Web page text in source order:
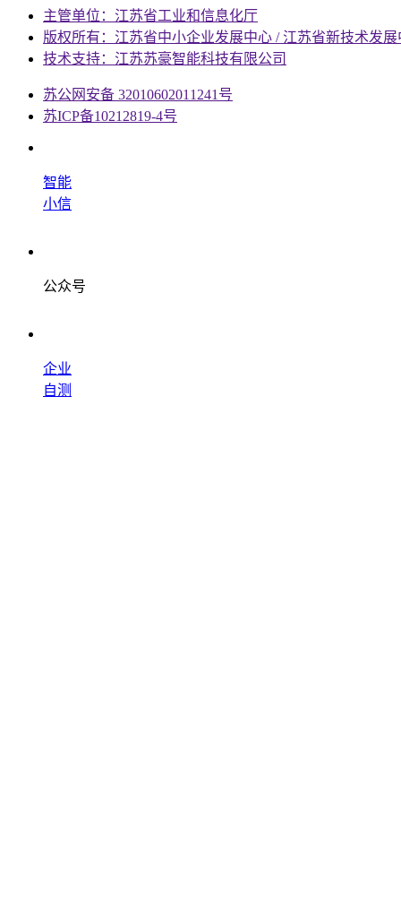
主管单位：江苏省工业和信息化厅
版权所有：江苏省中小企业发展中心 / 江苏省新技术发展
技术支持：江苏苏豪智能科技有限公司
苏公网安备 32010602011241号
苏ICP备10212819-4号
智能
小信
公众号
企业
自测